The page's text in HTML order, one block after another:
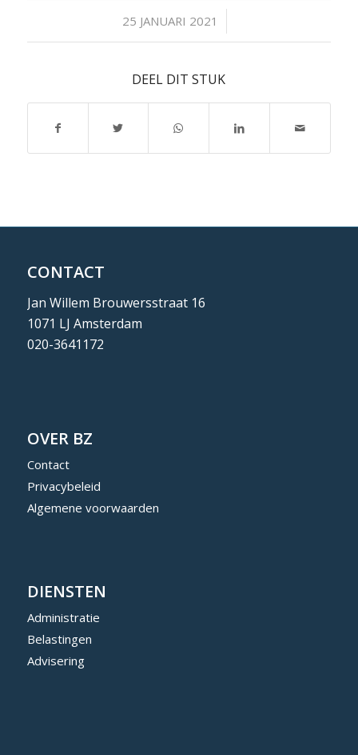
25 JANUARI 2021
/
DEEL DIT STUK
CONTACT
Jan Willem Brouwersstraat 16
1071 LJ Amsterdam
020-3641172
OVER BZ
Contact
Privacybeleid
Algemene voorwaarden
DIENSTEN
Administratie
Belastingen
Advisering